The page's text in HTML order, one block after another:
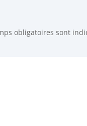
obligatoires sont